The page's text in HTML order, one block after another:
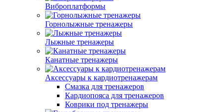
Виброплатформы
Горнолыжные тренажеры
Лыжные тренажеры
Канатные тренажеры
Аксессуары к кардиотренажерам
Смазка для тренажеров
Кардиопояса для тренажеров
Коврики под тренажеры